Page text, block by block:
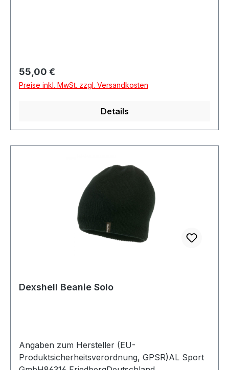
Regulärer Preis:
55,00 €
Preise inkl. MwSt. zzgl. Versandkosten
Details
Dexshell Beanie Solo
Angaben zum Hersteller (EU-
Produktsicherheitsverordnung, GPSR)AL Sport